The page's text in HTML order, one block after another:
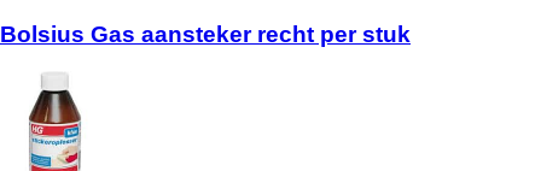
Bolsius Gas aansteker recht per stuk